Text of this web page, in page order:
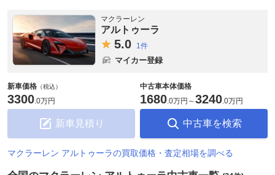
マクラーレン
アルトゥーラ
5.0 1件
マイカー登録
新車価格 （税込）
3300.0万円
新車見積り
中古車本体価格
1680.0万円 ～3240.0万円
中古車を検索
マクラーレン アルトゥーラの買取価格・査定相場を調べる